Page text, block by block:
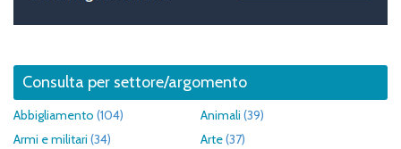
Consulta per settore/argomento
Abbigliamento (104) Animali (39)
Armi e militari (34) Arte(37)